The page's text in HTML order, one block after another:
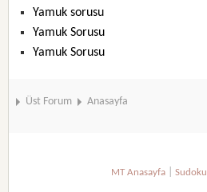
Yamuk sorusu
Yamuk Sorusu
Yamuk Sorusu
Üst Forum Anasayfa
MT Anasayfa |Sudoku